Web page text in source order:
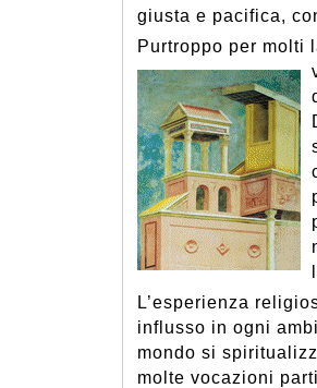
giusta e pacifica,
Purtroppo per molti
L’esperienza
influsso in ogni
mondo si
molte vocazioni